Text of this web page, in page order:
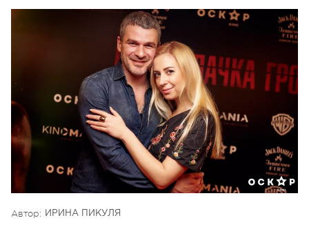
Автор: ИРИНА ПИКУЛЯ